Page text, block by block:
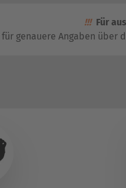
!!!Für
genauere Angaben über